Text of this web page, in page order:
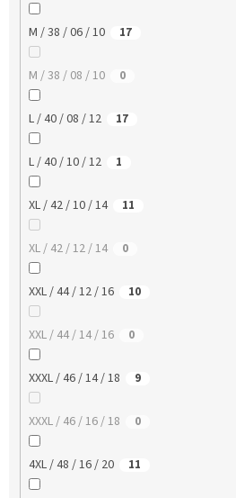
M / 38 / 06 / 10 17
M / 38 / 08 / 10 0
L / 40 / 08 / 12 17
L / 40 / 10 / 12 1
XL / 42 / 10 / 14 11
XL / 42 / 12 / 14 0
XXL / 44 / 12 / 16 10
XXL / 44 / 14 / 16 0
XXXL / 46 / 14 / 18 9
XXXL / 46 / 16 / 18 0
4XL / 48 / 16 / 20 11